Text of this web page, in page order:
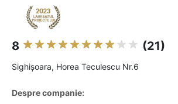
8 (21)
Sighişoara, Horea Teculescu Nr.6
Despre companie: